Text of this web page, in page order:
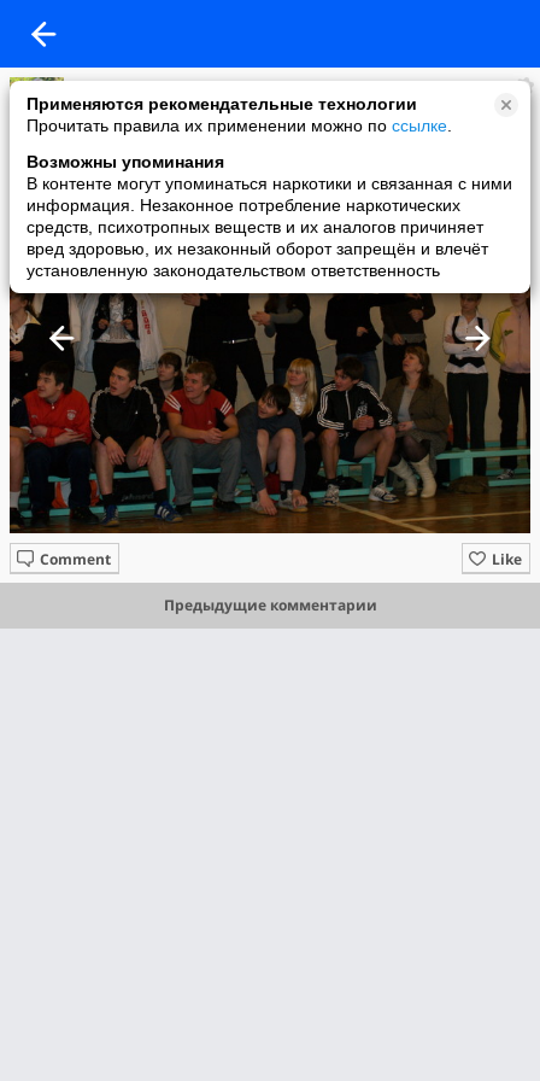
Применяются рекомендательные технологии
Прочитать правила их применении можно по ссылке
Возможны упоминания
В контенте могут упоминаться наркотики и связанная с ними
информация. Незаконное потребление наркотических
средств, психотропных веществ и их аналогов причиняет
вред здоровью, их незаконный оборот запрещён и влечёт
установленную законодательством ответственность
WWW.AFGHAN-YAR.MSK.RU
added a photo
22 Feb в 20:41
Like
Comment
Предыдущие комментарии